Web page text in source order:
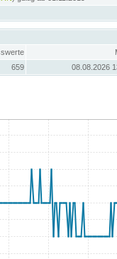
659 08.08.2026